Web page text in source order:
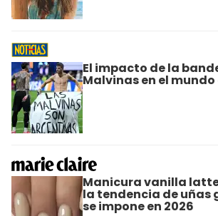
El impacto de la
Malvinas en el
Manicura vanilla
la tendencia de uñas
se impone en 2026